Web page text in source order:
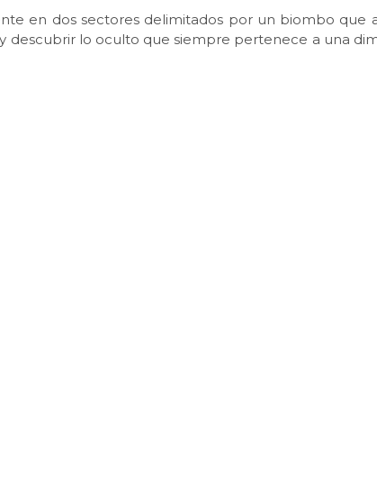
en dos sectores delimitados por un biombo que
descubrir lo oculto que siempre pertenece a una